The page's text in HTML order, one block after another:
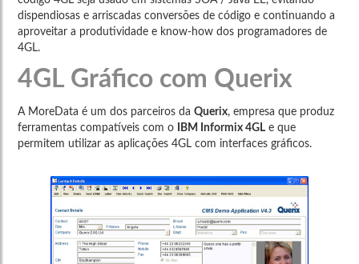
dispendiosas e arriscadas conversões de código e continuando a
aproveitar a produtividade e know-how dos programadores de
4GL.
4GL Gráfico com Querix
A MoreData é um dos parceiros daQuerix, empresa que produz
ferramentas compatíveis com o
IBM Informix 4GL e que
permitem utilizar as aplicações 4GL com interfaces gráficos.